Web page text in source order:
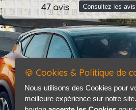
47 avis Consultez les avis
🍪 Cookies & Politique de
Nous utilisons des Cookies pour
meilleure expérience sur notre